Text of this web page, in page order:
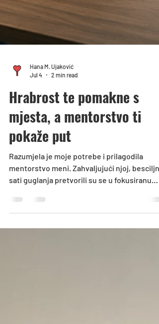
Hana M. Ujaković
Jul 4
2 min read
Hrabrost te pomakne s
mjesta, a mentorstvo ti
pokaže put
Razumjela je moje potrebe i prilagodila
sati guglanja pretvorili su se u fokusiranu
pripremu za osnove poslovne analize.